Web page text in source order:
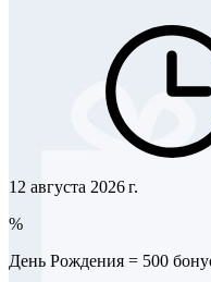
12 августа 2026 г.
%
День Рождения = 500